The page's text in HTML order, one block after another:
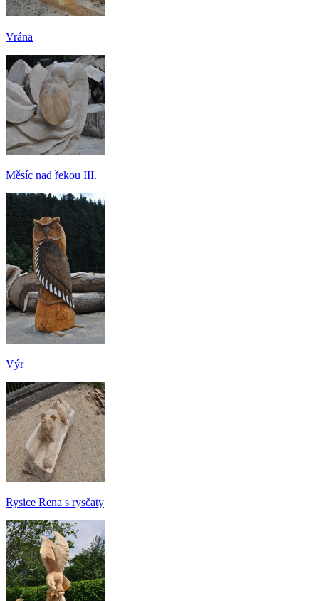
Vrána
Měsíc nad řekou III.
Výr
Rysice Rena s rysčaty